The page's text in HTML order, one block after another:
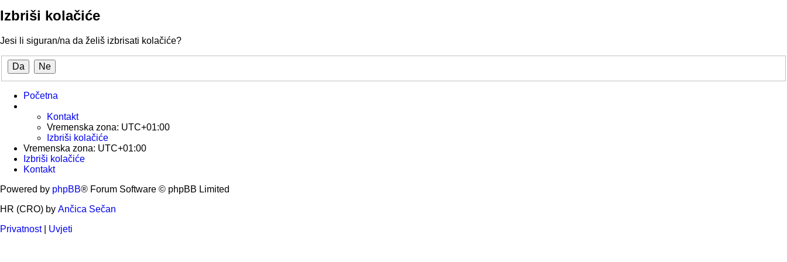
Izbriši kolačiće
Jesi li siguran/na da želiš izbrisati kolačiće?
Početna
Kontakt
Vremenska zona: UTC+01:00
Izbriši kolačiće
Vremenska zona: UTC+01:00
Izbriši kolačiće
Kontakt
Powered by phpBB® Forum Software © phpBB Limited
HR (CRO) by Ančica Sečan
Privatnost| Uvjeti